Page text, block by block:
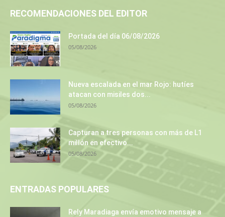
RECOMENDACIONES DEL EDITOR
Portada del día 06/08/2026
05/08/2026
Nueva escalada en el mar Rojo: hutíes
atacan con misiles dos...
05/08/2026
Capturan a tres personas con más de L1
millón en efectivo...
05/08/2026
ENTRADAS POPULARES
Rely Maradiaga envía emotivo mensaje a